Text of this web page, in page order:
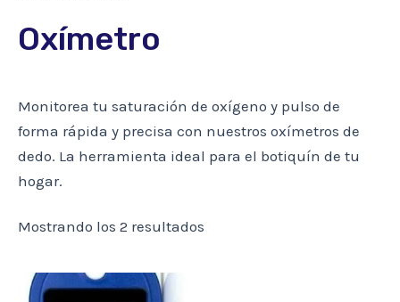
Oxímetro
Monitorea tu saturación de oxígeno y pulso de
forma rápida y precisa con nuestros oxímetros de
dedo. La herramienta ideal para el botiquín de tu
hogar.
Mostrando los 2 resultados